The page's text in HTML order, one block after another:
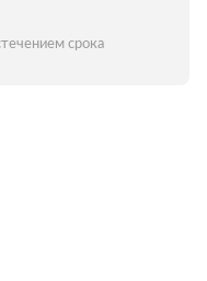
срока